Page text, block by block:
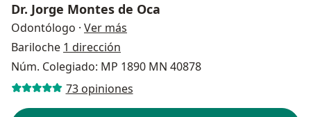
Dr. Jorge Montes de Oca
Odontólogo · Ver más
Bariloche 1 dirección
Núm. Colegiado: MP 1890 MN 40878
73 opiniones